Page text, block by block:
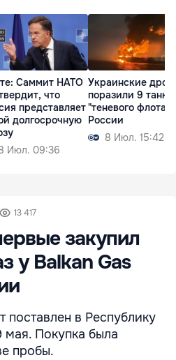
Саммит НАТО
что
представляет
долгосрочную
Июл. 09:36
Украинские
поразили 9
"теневого флота"
России
8 Июл. 15:42
13 417
закупил
у Balkan Gas
в Республику
мая. Покупка была
пробы.